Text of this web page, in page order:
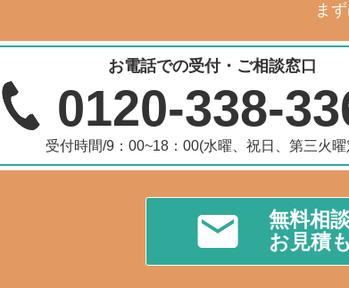
ま
お電話での受付・ご相談窓口
0120-338-
受付時間/9：00~18：00(水曜、祝日、第三火
無料相
お見積